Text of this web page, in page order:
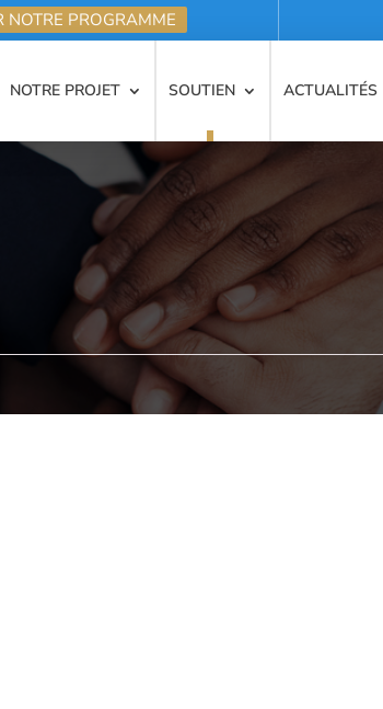
NOTRE PROGRAMME
NOTRE PROJET SOUTIEN ACTUALITÉS